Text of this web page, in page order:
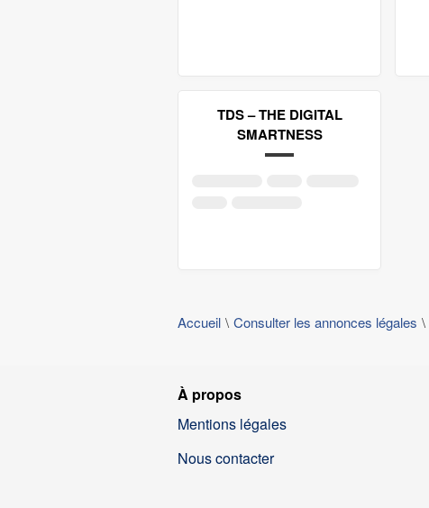
TDS – THE DIGITAL
SMARTNESS
Accueil Consulter les annonces légales
À propos
Mentions légales
Nous contacter